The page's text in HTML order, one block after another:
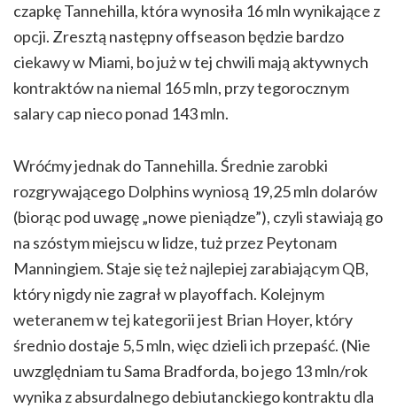
czapkę Tannehilla, która wynosiła 16 mln wynikające z
opcji. Zresztą następny offseason będzie bardzo
ciekawy w Miami, bo już w tej chwili mają aktywnych
kontraktów na niemal 165 mln, przy tegorocznym
salary cap nieco ponad 143 mln.
Wróćmy jednak do Tannehilla. Średnie zarobki
rozgrywającego Dolphins wyniosą 19,25 mln dolarów
(biorąc pod uwagę „nowe pieniądze”), czyli stawiają go
na szóstym miejscu w lidze, tuż przez Peytonam
Manningiem. Staje się też najlepiej zarabiającym QB,
który nigdy nie zagrał w playoffach. Kolejnym
weteranem w tej kategorii jest Brian Hoyer, który
średnio dostaje 5,5 mln, więc dzieli ich przepaść. (Nie
uwzględniam tu Sama Bradforda, bo jego 13 mln/rok
wynika z absurdalnego debiutanckiego kontraktu dla